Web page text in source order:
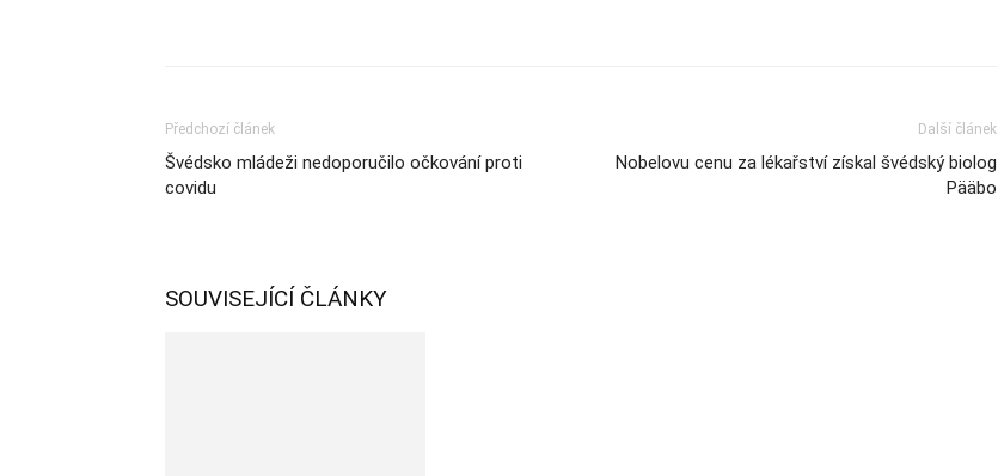
Předchozí článek
Švédsko mládeži nedoporučilo očkování proti
covidu
Další článek
Nobelovu cenu za lékařství získal švédský biolog
Pääbo
SOUVISEJÍCÍ ČLÁNKY